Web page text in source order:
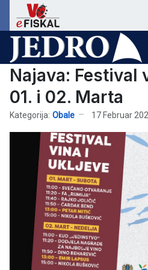
Najava: Festival
01. i 02. Marta
Kategorija: Obale 17 Februar